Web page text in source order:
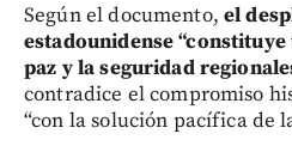
Según el documento, el
estadounidense “constituye
paz y la seguridad
contradice el compromiso
“con la solución pacífica de